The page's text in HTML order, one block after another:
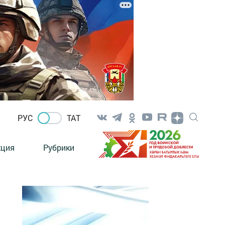
РУС ТАТ
Рубрики